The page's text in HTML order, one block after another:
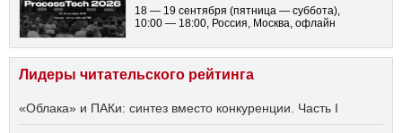
18 — 19 сентября (пятница — суббота),
10:00 — 18:00, Россия, Москва, офлайн
Лидеры читательского рейтинга
«Облака» и ПАКи: синтез вместо конкуренции. Часть I